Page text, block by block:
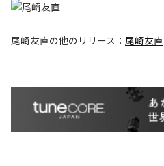
尾崎友直の他のリリース： 尾崎友直